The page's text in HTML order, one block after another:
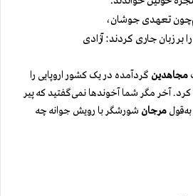
تعهدی جوشان،
بر زبان جاری کردند:آزادی
مجاهدین گرد‌آمده در یک کشور اروپایی را
آخر مگر شما آخوندها نمی‌گفتید که پیر
مرجان شورشگر با رویش جوانه چه